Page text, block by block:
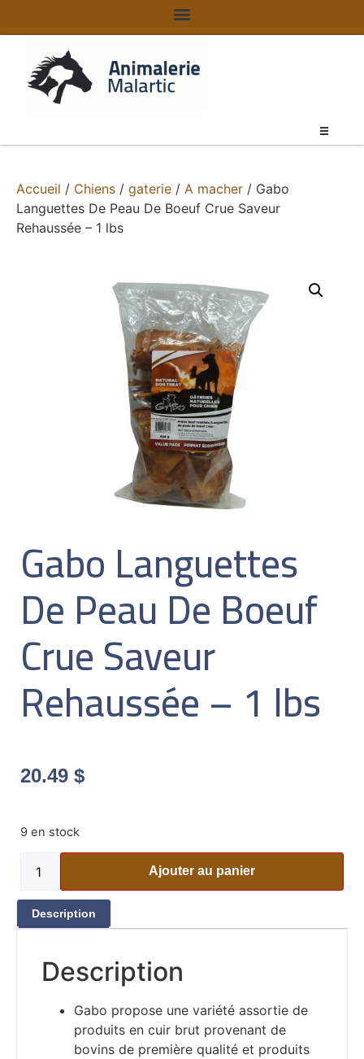
Accueil / Chiens / gaterie / A macher / Gabo
Languettes De Peau De Boeuf Crue Saveur
Rehaussée – 1 lbs
Gabo Languettes
De Peau De Boeuf
Crue Saveur
Rehaussée – 1 lbs
20.49 $
9 en stock
Ajouter au panier
Description
Description
Gabo propose une variété assortie de
produits en cuir brut provenant de
bovins de première qualité et produits